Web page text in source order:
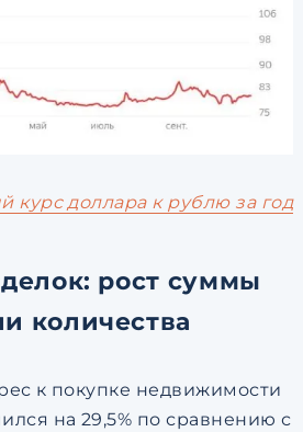
курс доллара к рублю за год
рост суммы
количества
к покупке недвижимости
на 29,5% по сравнению с